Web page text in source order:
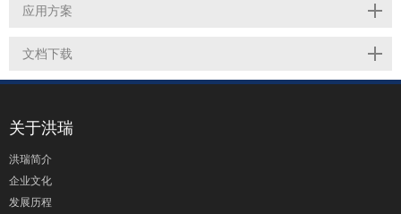
应用方案
文档下载
关于洪瑞
洪瑞简介
企业文化
发展历程